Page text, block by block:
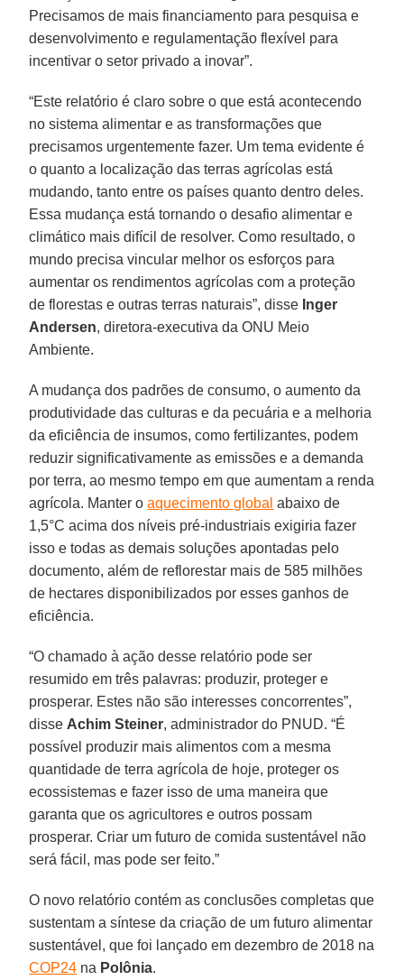
Precisamos de mais financiamento para pesquisa e
desenvolvimento e regulamentação flexível para
incentivar o setor privado a inovar”.
“Este relatório é claro sobre o que está acontecendo
no sistema alimentar e as transformações que
precisamos urgentemente fazer. Um tema evidente é
o quanto a localização das terras agrícolas está
mudando, tanto entre os países quanto dentro deles.
Essa mudança está tornando o desafio alimentar e
climático mais difícil de resolver. Como resultado, o
mundo precisa vincular melhor os esforços para
aumentar os rendimentos agrícolas com a proteção
de florestas e outras terras naturais”, disse Inger
Andersen, diretora-executiva da ONU Meio
Ambiente.
A mudança dos padrões de consumo, o aumento da
produtividade das culturas e da pecuária e a melhoria
da eficiência de insumos, como fertilizantes, podem
reduzir significativamente as emissões e a demanda
por terra, ao mesmo tempo em que aumentam a renda
agrícola. Manter oaquecimento global abaixo de
1,5°C acima dos níveis pré-industriais exigiria fazer
isso e todas as demais soluções apontadas pelo
documento, além de reflorestar mais de 585 milhões
de hectares disponibilizados por esses ganhos de
eficiência.
“O chamado à ação desse relatório pode ser
resumido em três palavras: produzir, proteger e
prosperar. Estes não são interesses concorrentes”,
disse Achim Steiner, administrador do PNUD. “É
possível produzir mais alimentos com a mesma
quantidade de terra agrícola de hoje, proteger os
ecossistemas e fazer isso de uma maneira que
garanta que os agricultores e outros possam
prosperar. Criar um futuro de comida sustentável não
será fácil, mas pode ser feito.”
O novo relatório contém as conclusões completas que
sustentam a síntese da criação de um futuro alimentar
sustentável, que foi lançado em dezembro de 2018 na
COP24 na Polônia.